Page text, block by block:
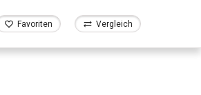
Favoriten Vergleich